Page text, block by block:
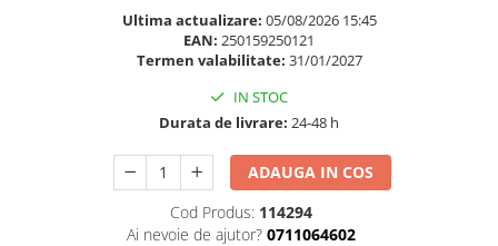
Supliment Complexe
Supliment Vitamina B
Supliment Vitamina C
Supliment Vitamina D3
Supliment Vitamina E
Ultima actualizare: 05/08/2026 15:45
EAN: 250159250121
Termen valabilitate: 31/01/2027
IN STOC
Durata de livrare: 24-48 h
ADAUGA IN COS
Cod Produs: 114294
Ai nevoie de ajutor? 0711064602